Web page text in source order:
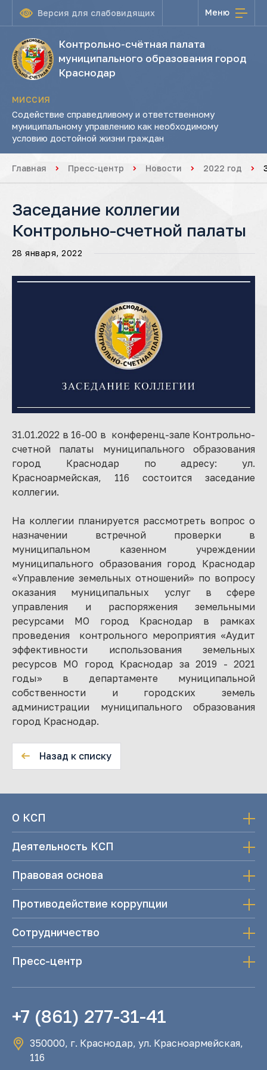
Версия для слабовидящих Меню
Контрольно-счётная палата
муниципального образования город
Краснодар
МИССИЯ
Содействие справедливому и ответственному
муниципальному управлению как необходимому
условию достойной жизни граждан
Главная Пресс-центр Новости 2022 год
Заседание коллегии
Контрольно-счетной палаты
28 января, 2022
31.01.2022 в 16-00 в конференц-зале Контрольно-
счетной палаты муниципального образования
город Краснодар по адресу: ул.
Красноармейская, 116 состоится заседание
коллегии.
На коллегии планируется рассмотреть вопрос о
назначении встречной проверки в
муниципальном казенном учреждении
муниципального образования город Краснодар
«Управление земельных отношений» по вопросу
оказания муниципальных услуг в сфере
управления и распоряжения земельными
ресурсами МО город Краснодар в рамках
проведения контрольного мероприятия «Аудит
эффективности использования земельных
ресурсов МО город Краснодар за 2019 - 2021
годы» в департаменте муниципальной
собственности и городских земель
администрации муниципального образования
город Краснодар.
Назад к списку
О КСП
Деятельность КСП
Правовая основа
Противодействие коррупции
Сотрудничество
Пресс-центр
+7 (861) 277-31-41
350000, г. Краснодар, ул. Красноармейская,
116